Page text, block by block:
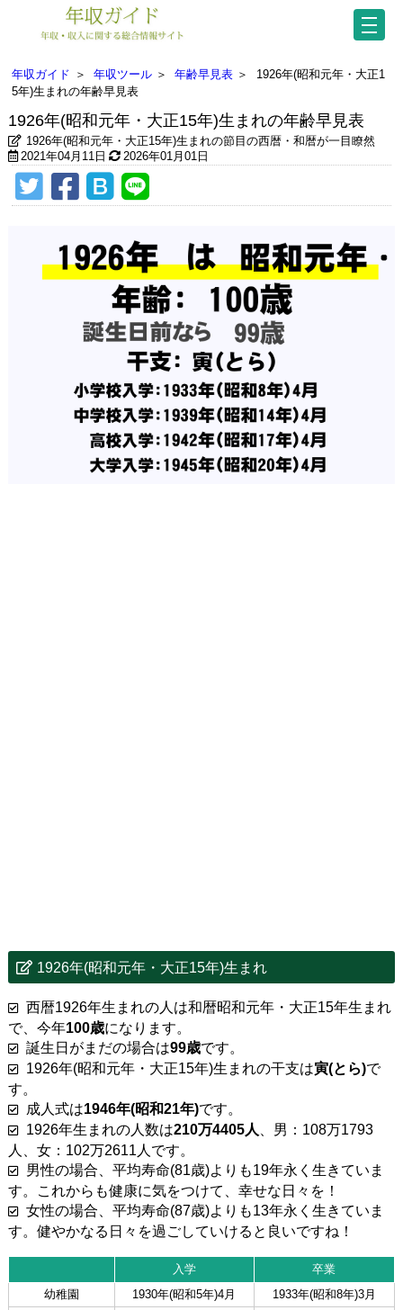
年収ガイド ＞ 年収ツール ＞ 年齢早見表 ＞
1926年(昭和元年・大正1
5年)生まれの年齢早見表
1926年(昭和元年・大正15年)生まれの年齢早見表
1926年(昭和元年・大正15年)生まれの節目の西暦・和暦が一目瞭然
2021年04月11日
2026年01月01日
1926年(昭和元年・大正15年)生まれ
西暦1926年生まれの人は和暦昭和元年・大正15年生まれ
で、今年100歳になります。
誕生日がまだの場合は99歳です。
1926年(昭和元年・大正15年)生まれの干支は寅(とら)で
す。
成人式は1946年(昭和21年)です。
1926年生まれの人数は210万4405人 、男：108万1793
人、女：102万2611人です。
男性の場合、平均寿命(81歳)よりも19年永く生きていま
す。これからも健康に気をつけて、幸せな日々を！
女性の場合、平均寿命(87歳)よりも13年永く生きていま
す。健やかなる日々を過ごしていけると良いですね！
入学
卒業
幼稚園
1930年(昭和5年)4月
1933年(昭和8年)3月